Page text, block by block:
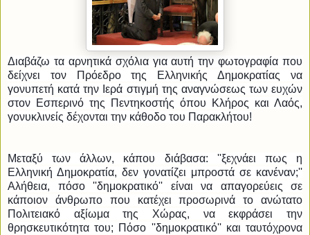
Διαβάζω τα αρνητικά σχόλια για αυτή την φωτογραφία που
δείχνει τον Πρόεδρο της Ελληνικής Δημοκρατίας να
γονυπετή κατά την Ιερά στιγμή της αναγνώσεως των ευχών
στον Εσπερινό της Πεντηκοστής όπου Κλήρος και Λαός,
γονυκλινείς δέχονται την κάθοδο του Παρακλήτου!
Μεταξύ των άλλων, κάπου διάβασα: ''ξεχνάει πως η
Ελληνική Δημοκρατία, δεν γονατίζει μπροστά σε κανέναν;''
Αλήθεια, πόσο ''δημοκρατικό'' είναι να απαγορεύεις σε
κάποιον άνθρωπο που κατέχει προσωρινά το ανώτατο
Πολιτειακό αξίωμα της Χώρας, να εκφράσει την
θρησκευτικότητα του; Πόσο ''δημοκρατικό'' και ταυτόχρονα